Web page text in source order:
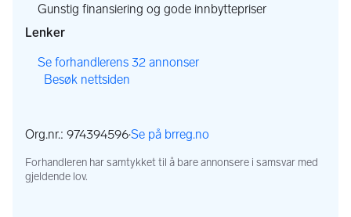
Lenker
Se forhandlerens 32 annonser
Besøk nettsiden
Gunstig finansiering og gode innbyttepriser
Org.nr.: 974394596·Se på brreg.no
,
Forhandleren har samtykket til å bare annonsere i samsvar med
gjeldende lov.